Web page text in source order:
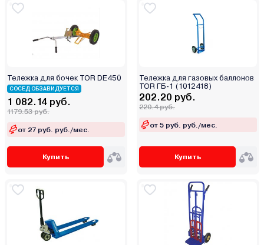
Тележка для бочек TOR DE450
СОСЕД ОБЗАВИДУЕТСЯ
1 082.14 руб.
1179.53 руб.
от 27 руб. руб./мес.
Купить
Тележка для газовых баллонов
TOR ГБ-1 (1012418)
202.20 руб.
220.4 руб.
от 5 руб. руб./мес.
Купить